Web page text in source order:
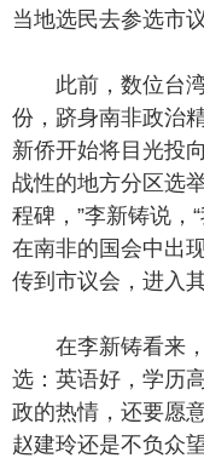
当地选民去参选市
此前，数位台
份，跻身南非政治
新侨开始将目光投
战性的地方分区选
程碑，”李新铸说，
在南非的国会中出
传到市议会，进入
在李新铸看来
选：英语好，学历
政的热情，还要愿
赵建玲还是不负众